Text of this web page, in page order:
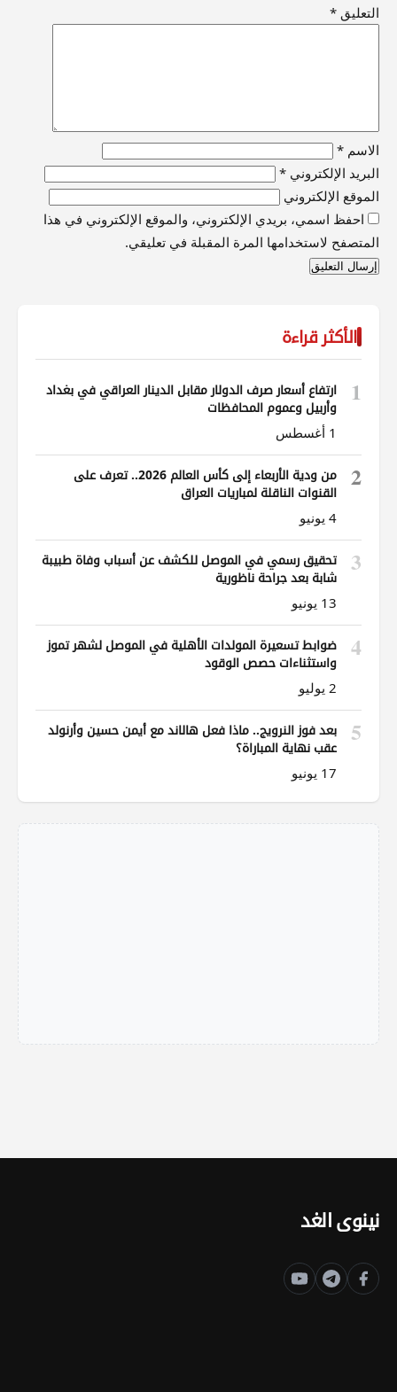
التعليق *
الاسم *
البريد الإلكتروني *
الموقع الإلكتروني
احفظ اسمي، بريدي الإلكتروني، والموقع الإلكتروني في هذا
المتصفح لاستخدامها المرة المقبلة في تعليقي.
الأكثر قراءة
1
ارتفاع أسعار صرف الدولار مقابل الدينار العراقي في بغداد
وأربيل وعموم المحافظات
1 أغسطس
2
من ودية الأربعاء إلى كأس العالم 2026.. تعرف على
القنوات الناقلة لمباريات العراق
4 يونيو
3
تحقيق رسمي في الموصل للكشف عن أسباب وفاة طبيبة
شابة بعد جراحة ناظورية
13 يونيو
4
ضوابط تسعيرة المولدات الأهلية في الموصل لشهر تموز
واستثناءات حصص الوقود
2 يوليو
5
بعد فوز النرويج.. ماذا فعل هالاند مع أيمن حسين وأرنولد
عقب نهاية المباراة؟
17 يونيو
نينوى الغد